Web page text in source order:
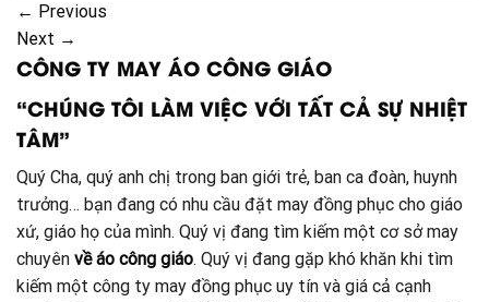
← Previous
Next →
CÔNG TY MAY ÁO CÔNG GIÁO
“CHÚNG TÔI LÀM VIỆC VỚI TẤT CẢ SỰ NHIỆT
TÂM”
Quý Cha, quý anh chị trong ban giới trẻ, ban ca đoàn, huynh
trưởng… bạn đang có nhu cầu đặt may đồng phục cho giáo
xứ, giáo họ của mình. Quý vị đang tìm kiếm một cơ sở may
chuyên về áo công giáo. Quý vị đang gặp khó khăn khi tìm
kiếm một công ty may đồng phục uy tín và giá cả cạnh